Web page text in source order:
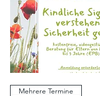
Mehrere Termine